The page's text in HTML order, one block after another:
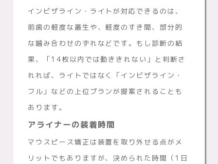
インビザライン・ライトが対応できるのは、
前歯の軽度な叢生や、軽度のすき間、部分的
な噛み合わせのずれなどです。もし診断の結
果、「14枚以内では動ききれない」と判断さ
れれば、ライトではなく「インビザライン・
フル」などの上位プランが提案されることも
あります。
アライナーの装着時間
マウスピース矯正は装置を取り外せる点がメ
リットでもありますが、決められた時間（1日